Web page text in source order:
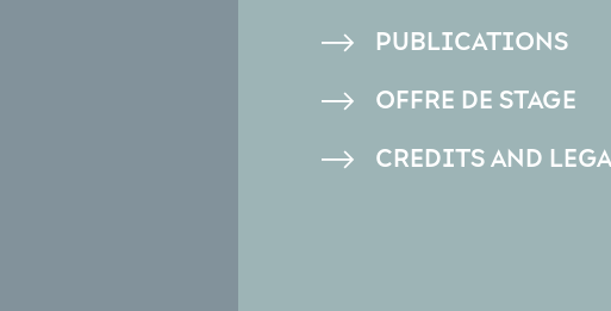
PUBLICATIONS
OFFRE DE STAGE
CREDITS AND